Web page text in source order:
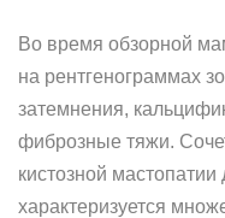
Во время обзорной
на рентгенограммах
затемнения,
фиброзные тяжи.
кистозной мастопатии
характеризуется